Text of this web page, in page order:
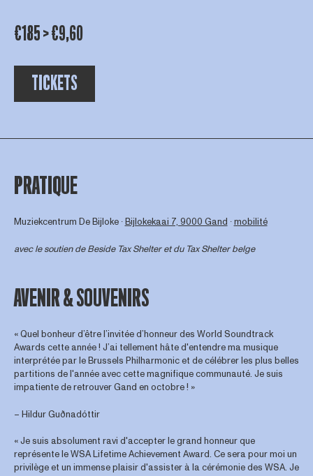
€185 > €9,60
TICKETS
PRATIQUE
Muziekcentrum De Bijloke ∙Bijlokekaai 7, 9000 Gand ∙mobilité
avec le soutien deBeside Tax Shelteret du Tax Shelter belge
AVENIR & SOUVENIRS
« Quel bonheur d’être l’invitée d’honneur des World Soundtrack
Awards cette année ! J’ai tellement hâte d'entendre ma musique
interprétée par le Brussels Philharmonic et de célébrer les plus belles
partitions de l'année avec cette magnifique communauté. Je suis
impatiente de retrouver Gand en octobre ! »
– Hildur Guðnadóttir
« Je suis absolument ravi d'accepter le grand honneur que
représente le WSA Lifetime Achievement Award. Ce sera pour moi un
privilège et un immense plaisir d'assister à la cérémonie des WSA. Je